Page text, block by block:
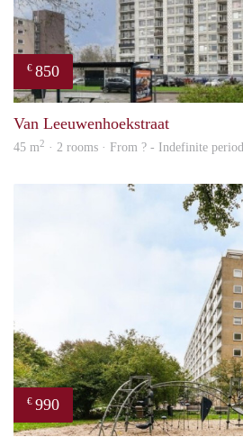
€ 850
Van Leeuwenhoekstraat
45 m2 · 2 rooms · From ? - Indefinite period
€ 990